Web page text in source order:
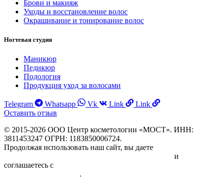
Брови и макияж
Уходы и восстановление волос
Окрашивание и тонирование волос
Ногтевая студия
Маникюр
Педикюр
Подология
Продукция уход за волосами
Telegram Whatsapp Vk Link
Link
Оставить отзыв
© 2015-2026 ООО Центр косметологии «МОСТ». ИНН:
3811453247 ОГРН: 1183850006724.
Продолжая использовать наш сайт, вы даете
и
соглашаетесь с
.